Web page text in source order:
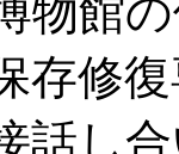
物館
存修
話し